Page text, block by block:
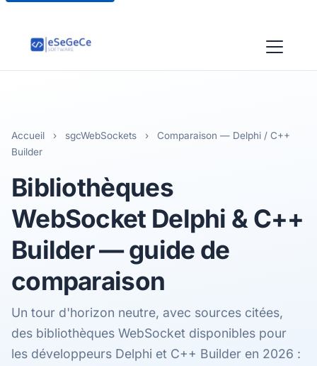
Accueil › sgcWebSockets ›
Comparaison — Delphi / C++
Builder
Bibliothèques
WebSocket Delphi & C++
Builder — guide de
comparaison
Un tour d'horizon neutre, avec sources citées,
des bibliothèques WebSocket disponibles pour
les développeurs Delphi et C++ Builder en 2026 :